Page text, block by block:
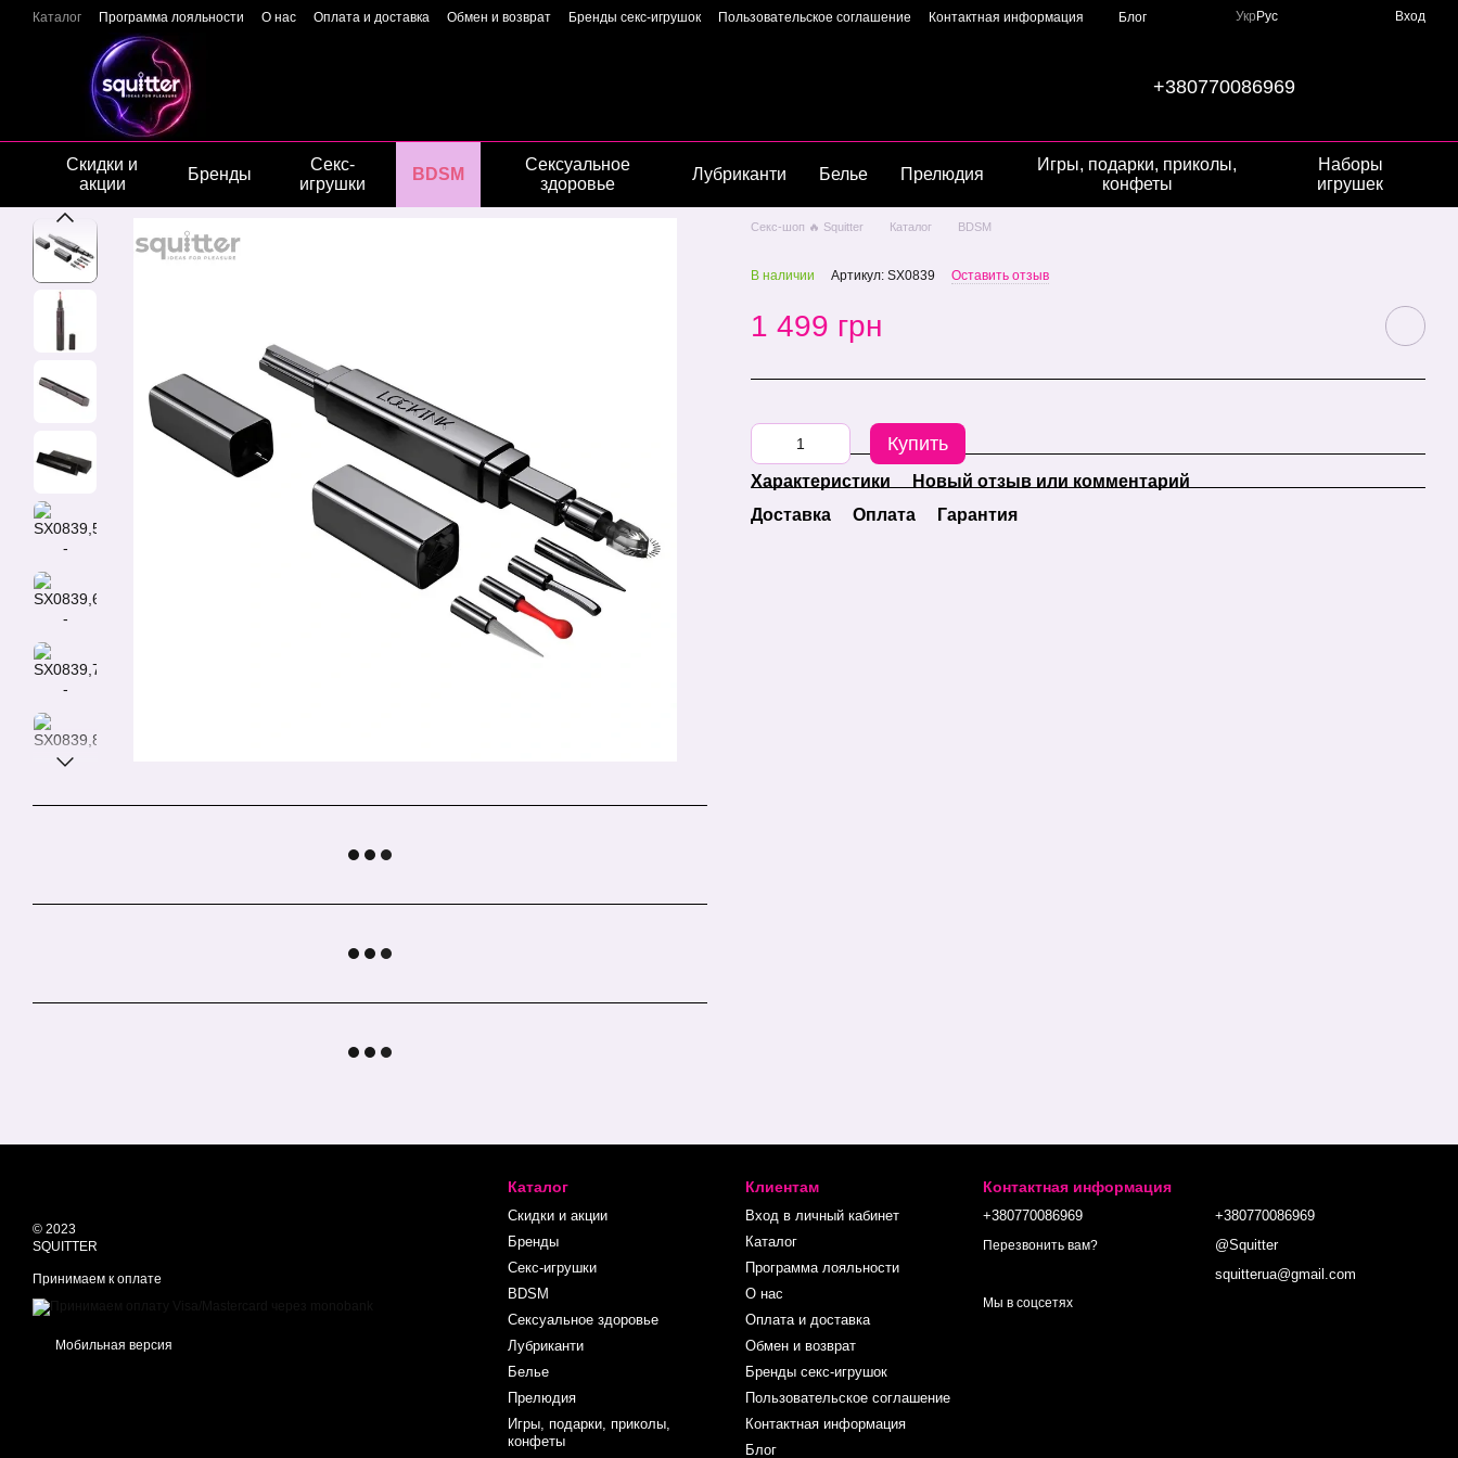
Перейти к основному контенту
Каталог Программа лояльности О нас Оплата и доставка Обмен и возврат Бренды секс-игрушок Пользовательское соглашение Контактная информация
Блог
Отзывы о магазине
Укр Рус Вход
+380770086969
Скидки и
акции
Бренды
Секс-
игрушки
BDSM
Сексуальное
здоровье
Лубриканти Белье Прелюдия
Игры, подарки, приколы,
конфеты
Наборы
игрушек
Секс-шоп 🔥 Squitter Каталог BDSM
В наличии Артикул: SX0839 Оставить отзыв
1 499 грн
Купить
Характеристики
Новый отзыв или комментарий
Доставка
Оплата Гарантия
© 2023
SQUITTER
Принимаем к оплате
Мобильная версия
Каталог
Скидки и акции
Бренды
Секс-игрушки
BDSM
Сексуальное здоровье
Лубриканти
Белье
Прелюдия
Игры, подарки, приколы,
конфеты
Клиентам
Вход в личный кабинет
Каталог
Программа лояльности
О нас
Оплата и доставка
Обмен и возврат
Бренды секс-игрушок
Пользовательское соглашение
Контактная информация
Блог
Контактная информация
+380770086969
Перезвонить вам?
+380770086969
@Squitter
squitterua@gmail.com
Мы в соцсетях